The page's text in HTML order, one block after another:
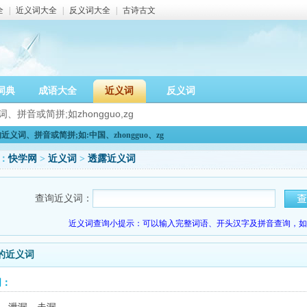
近义词大全 反义词大全 古诗古文
典 成语大全 近义词 反义词
义词、拼音或简拼;如:中国、zhongguo、zg
快学网 > 近义词 > 透露近义词
查询近义词：
近义词查询小提示：可以输入完整词语、开头汉字及拼音查询，
近义词